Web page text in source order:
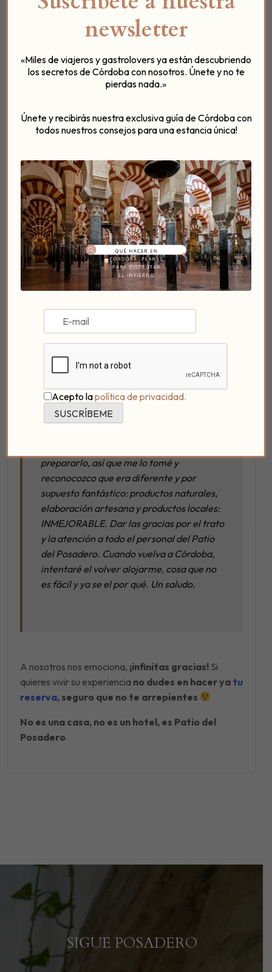
Os dejamos la reseña completa de Juan Manuel:
Estaba intentando alojarme desde hacía
mucho tiempo, en el que un amigo me
hablo del patio del posadero. Las
espectativas estaban muy altas, por lo que
me comentó el amigo y por la página web.
Se quedaron cortas: La realidad es mucho
mejor que lo que me contaron y lo que se
ve en la web, puesto que falta el calor
humano de los hospederos que es lo que
calificativos y creo que no hago justicia al
describir su trato: personal, directo,
amable, encantador, familiar, tan familiar
que te tratan como si estuvieses alojado en
su propia casa. Los desayunos. Os cuento.
Soy de los que desayuna poco, tostada y
cafe. Cuando nos contó Jose el desayuno
que nos iba a poner, creí que era una falta
prepararlo, así que me lo tomé y
reconocozco que era diferente y por
supuesto fantástico: productos naturales,
elaboración artesana y productos locales:
INMEJORABLE. Dar las gracias por el trato
y la atención a todo el personal del Patio
del Posadero. Cuando vuelva a Córdoba,
intentaré el volver alojarme, cosa que no
es fácil y ya se el por qué. Un saludo.
A nosotros nos emociona, ¡infinitas gracias! Si
quieres vivir su experiencia no dudes en hacer ya tu
reserva, seguro que no te arrepientes
No es una casa, no es un hotel, es Patio del
Posadero
SIGUE POSADERO
newsletter
«Miles de viajeros y gastrolovers ya están descubriendo
los secretos de Córdoba con nosotros. Únete y no te
pierdas nada.»
Únete y recibirás nuestra exclusiva guía de Córdoba con
todos nuestros consejos para una estancia única!
Acepto lapolítica de privacidad.